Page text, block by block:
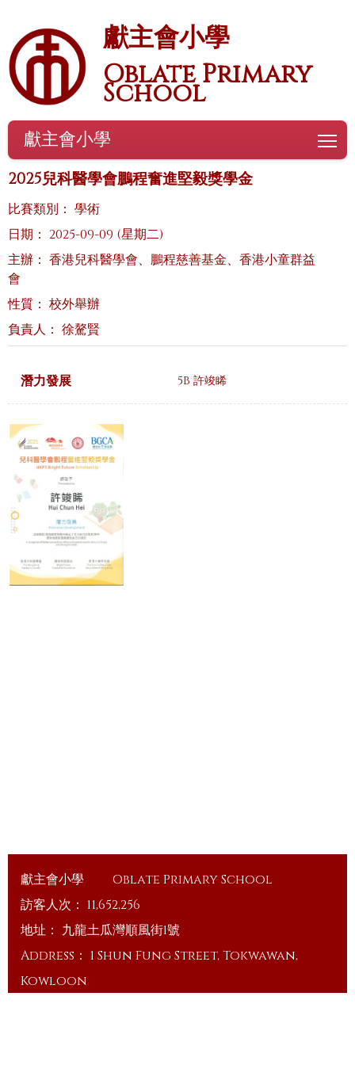
獻主會小學
Oblate Primary
School
獻主會小學
2025兒科醫學會鵬程奮進堅毅獎學金
比賽類別： 學術
日期： 2025-09-09 (星期二)
主辦： 香港兒科醫學會、鵬程慈善基金、香港小童群益
會
性質： 校外舉辦
負責人： 徐驁賢
潛力發展 5B 許竣睎
獻主會小學
Oblate Primary School
訪客人次： 11,652,256
地址： 九龍土瓜灣順風街1號
Address： 1 Shun Fung Street, Tokwawan,
Kowloon